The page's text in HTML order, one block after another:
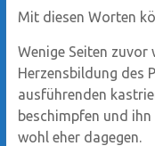
Mit diesen Worten
Wenige Seiten
Herzensbildung des
ausführenden
beschimpfen und
wohl eher dagegen.